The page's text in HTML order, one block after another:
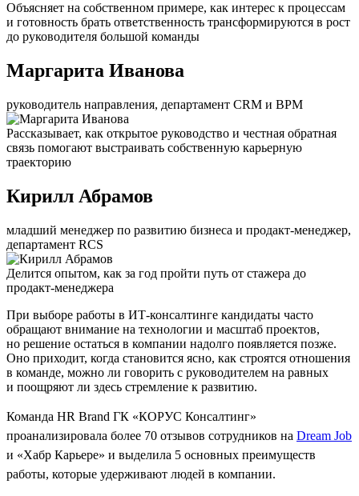
Объясняет на собственном примере, как интерес к процессам
и готовность брать ответственность трансформируются в рост
до руководителя большой команды
Маргарита Иванова
руководитель направления, департамент CRM и BPM
Рассказывает, как открытое руководство и честная обратная
связь помогают выстраивать собственную карьерную
траекторию
Кирилл Абрамов
младший менеджер по развитию бизнеса и продакт-менеджер,
департамент RCS
Делится опытом, как за год пройти путь от стажера до
продакт-менеджера
При выборе работы в ИТ-консалтинге кандидаты часто
обращают внимание на технологии и масштаб проектов,
но решение остаться в компании надолго появляется позже.
Оно приходит, когда становится ясно, как строятся отношения
в команде, можно ли говорить с руководителем на равных
и поощряют ли здесь стремление к развитию.
Команда HR Brand ГК «КОРУС Консалтинг»
проанализировала более 70 отзывов сотрудников на Dream Job
и «Хабр Карьере» и выделила 5 основных преимуществ
работы, которые удерживают людей в компании.